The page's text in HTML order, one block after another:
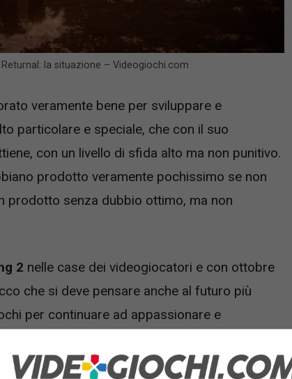
la situazione – Videogiochi.com
veramente bene per sviluppare e
particolare e speciale, che con il suo
con un livello di sfida alto ma non punitivo.
prodotto veramente pochissimo se non
prodotto senza dubbio ottimo, ma non
2 nelle case dei videogiocatori e con ottobre
che si deve pensare anche al futuro più
per continuare ad appassionare e
annunciati e basta c’è sicuramente